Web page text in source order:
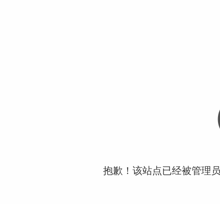
抱歉！该站点已经被管理